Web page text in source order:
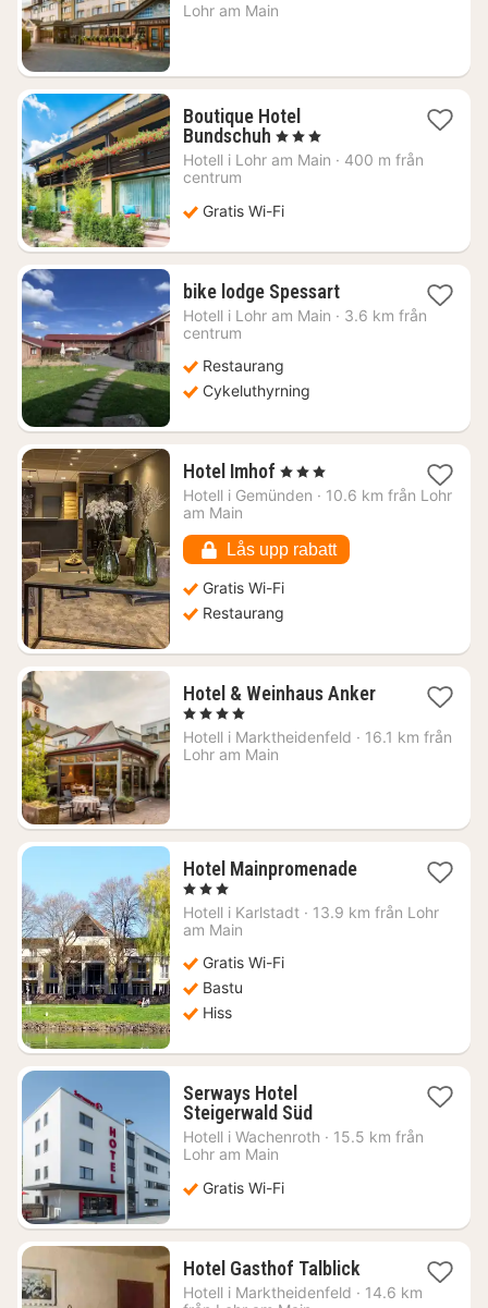
Lohr am Main
Boutique Hotel
Bundschuh 1
natt
kr.
, 3 Stjärnor
Hotell i Lohr am Main · 400 m från
centrum
Gratis Wi-Fi
bike lodge Spessart1
natt
Hotell i Lohr am Main · 3.6 km från
centrum
Restaurang
Cykeluthyrning
Hotel Imhof 1
natt
kr.
, 3 Stjärnor
Hotell i Gemünden · 10.6 km från Lohr
am Main
Lås upp rabatt
Gratis Wi-Fi
Restaurang
Hotel & Weinhaus Anker1
från
, 4 Stjärnor
Hotell i Marktheidenfeld · 16.1 km från
Lohr am Main
Hotel Mainpromenade1
från
, 3 Stjärnor
Hotell i Karlstadt · 13.9 km från Lohr
am Main
Gratis Wi-Fi
Bastu
Hiss
Serways Hotel
Steigerwald Süd1
natt
Hotell i Wachenroth · 15.5 km från
Lohr am Main
Gratis Wi-Fi
Hotel Gasthof Talblick1
natt
Hotell i Marktheidenfeld · 14.6 km